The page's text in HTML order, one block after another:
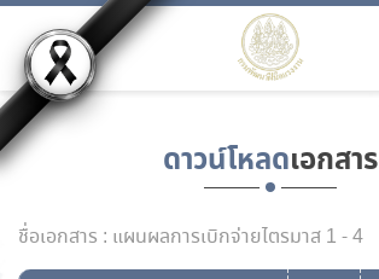
ดาวน์โหลดเอกสาร
ชื่อเอกสาร : แผนผลการเบิกจ่ายไตรมาส 1 - 4